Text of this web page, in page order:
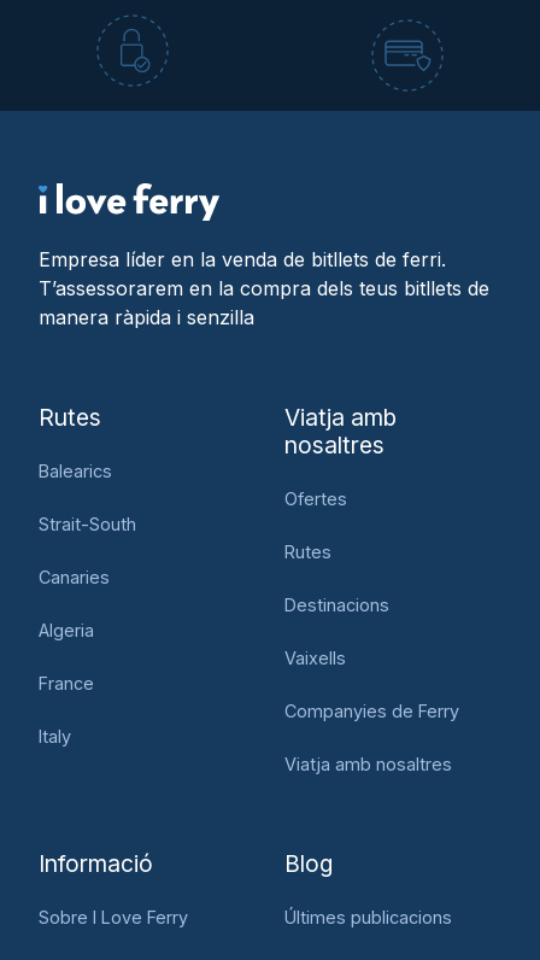
Empresa líder en la venda de bitllets de ferri.
T’assessorarem en la compra dels teus bitllets de
manera ràpida i senzilla
Rutes
Balearics
Strait-South
Canaries
Algeria
France
Italy
Viatja amb
nosaltres
Ofertes
Rutes
Destinacions
Vaixells
Companyies de Ferry
Viatja amb nosaltres
Informació
Sobre I Love Ferry
Blog
Últimes publicacions